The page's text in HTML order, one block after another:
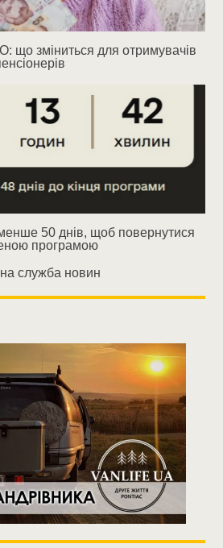
що зміниться для отримувачів
50 днів, щоб повернутися
програмою
служба новин